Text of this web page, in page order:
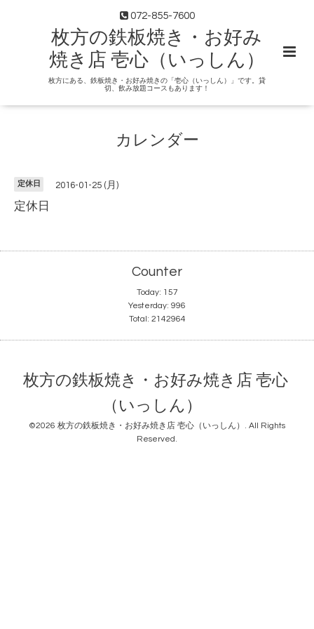
072-855-7600
枚方の鉄板焼き・お好み
焼き店 壱心（いっしん）
枚方にある、鉄板焼き・お好み焼きの「壱心（いっしん）」です。貸
切、飲み放題コースもあります！
カレンダー
定休日 2016-01-25 (月)
定休日
Counter
Today: 157
Yesterday: 996
Total: 2142964
枚方の鉄板焼き・お好み焼き店 壱心
（いっしん）
©2026 枚方の鉄板焼き・お好み焼き店 壱心（いっしん） . All Rights
Reserved.